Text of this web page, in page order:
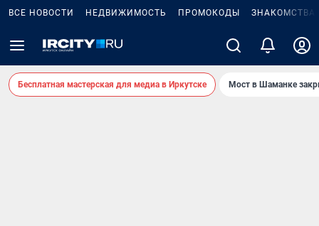
ВСЕ НОВОСТИ НЕДВИЖИМОСТЬ ПРОМОКОДЫ ЗНАКОМСТВА
Бесплатная мастерская для медиа в Иркутске Мост в Шаманке